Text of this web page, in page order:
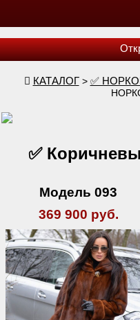
КАТАЛОГ> ✅
✅
Модель 093
369 900 руб.